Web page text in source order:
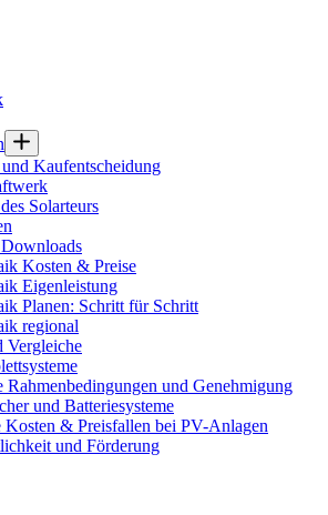
Kaufentscheidung
Solarteurs
Kosten & Preise
Eigenleistung
Planen: Schritt für Schritt
regional
Vergleiche
Rahmenbedingungen und Genehmigung
und Batteriesysteme
Kosten & Preisfallen bei PV-Anlagen
und Förderung